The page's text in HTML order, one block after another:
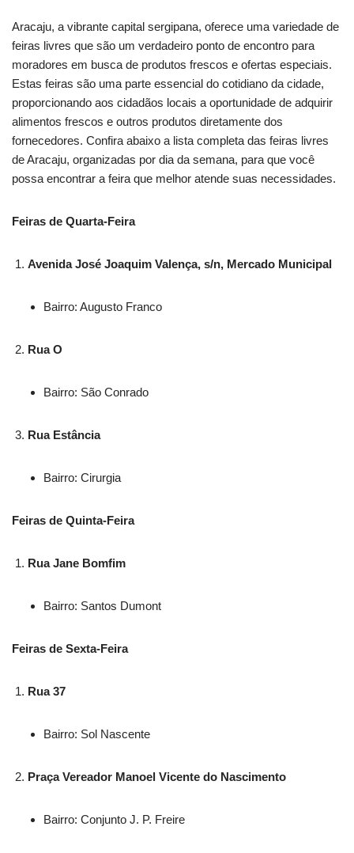
Aracaju, a vibrante capital sergipana, oferece uma variedade de
feiras livres que são um verdadeiro ponto de encontro para
moradores em busca de produtos frescos e ofertas especiais.
Estas feiras são uma parte essencial do cotidiano da cidade,
proporcionando aos cidadãos locais a oportunidade de adquirir
alimentos frescos e outros produtos diretamente dos
fornecedores. Confira abaixo a lista completa das feiras livres
de Aracaju, organizadas por dia da semana, para que você
possa encontrar a feira que melhor atende suas necessidades.
Feiras de Quarta-Feira
Avenida José Joaquim Valença, s/n, Mercado Municipal
Bairro: Augusto Franco
Rua O
Bairro: São Conrado
Rua Estância
Bairro: Cirurgia
Feiras de Quinta-Feira
Rua Jane Bomfim
Bairro: Santos Dumont
Feiras de Sexta-Feira
Rua 37
Bairro: Sol Nascente
Praça Vereador Manoel Vicente do Nascimento
Bairro: Conjunto J. P. Freire